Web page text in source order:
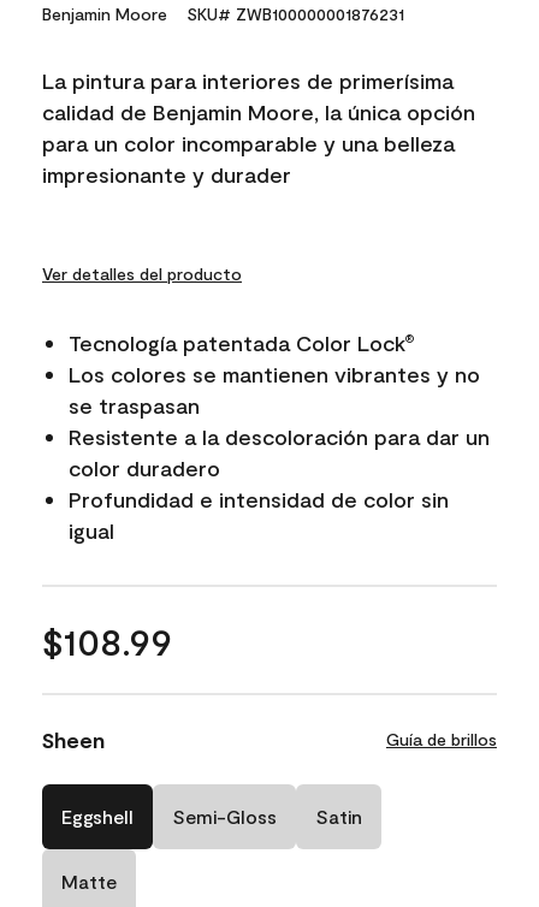
Reviews.
link.
Benjamin Moore SKU# ZWB100000001876231
La pintura para interiores de primerísima
calidad de Benjamin Moore, la única opción
para un color incomparable y una belleza
impresionante y durader
Ver detalles del producto
Tecnología patentada Color Lock®
Los colores se mantienen vibrantes y no
se traspasan
Resistente a la descoloración para dar un
color duradero
Profundidad e intensidad de color sin
igual
$108.99
Sheen Guía de brillos
Eggshell Semi-Gloss Satin
Matte